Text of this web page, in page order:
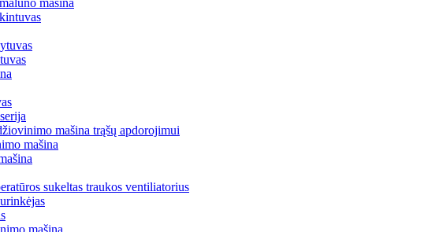
mašina
mašina trąšų apdorojimui
mašina
sukeltas traukos ventiliatorius
mašina